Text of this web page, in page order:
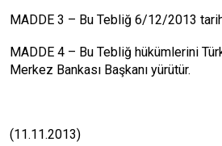
MADDE 3 – Bu Tebliğ 6/12/2013
MADDE 4 – Bu Tebliğ hükümlerini
Merkez Bankası Başkanı yürütür.
(11.11.2013)